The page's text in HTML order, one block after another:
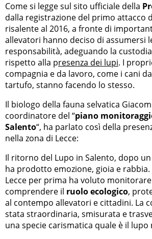
Come si legge sul sito ufficiale della
dalla registrazione del primo attacco
risalente al 2016, a fronte di
allevatori hanno deciso di assumersi
responsabilità, adeguando la
rispetto alla presenza dei lupi. I
compagnia e da lavoro, come i cani
tartufo, stanno facendo lo stesso.
Il biologo della fauna selvatica
coordinatore del “piano
Salento“, ha parlato così della
nella zona di Lecce:
Il ritorno del Lupo in Salento, dopo un
ha prodotto emozione, gioia e rabbia.
Lecce per prima ha voluto
comprendere il ruolo ecologico,
al contempo allevatori e cittadini. La
stata straordinaria, smisurata e
una specie carismatica quale è il lupo